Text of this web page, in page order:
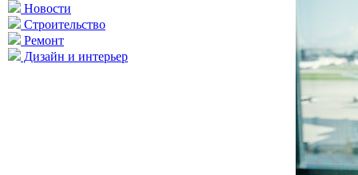
Новости
Строительство
Ремонт
Дизайн и интерьер